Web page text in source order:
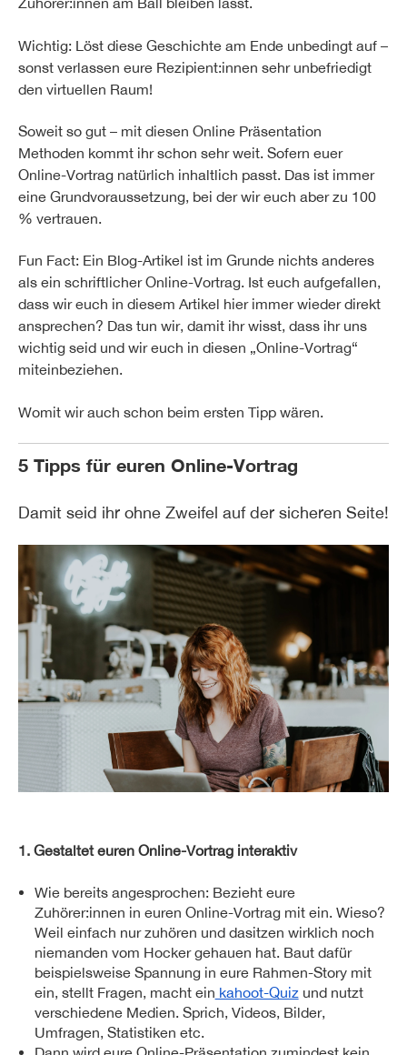
Wichtig: Löst diese Geschichte am Ende unbedingt auf –
sonst verlassen eure Rezipient:innen sehr unbefriedigt
den virtuellen Raum!
Soweit so gut – mit diesen Online Präsentation
Methoden kommt ihr schon sehr weit. Sofern euer
Online-Vortrag natürlich inhaltlich passt. Das ist immer
eine Grundvoraussetzung, bei der wir euch aber zu 100
% vertrauen.
Fun Fact: Ein Blog-Artikel ist im Grunde nichts anderes
als ein schriftlicher Online-Vortrag. Ist euch aufgefallen,
dass wir euch in diesem Artikel hier immer wieder direkt
ansprechen? Das tun wir, damit ihr wisst, dass ihr uns
wichtig seid und wir euch in diesen „Online-Vortrag“
miteinbeziehen.
Womit wir auch schon beim ersten Tipp wären.
5 Tipps für euren Online-Vortrag
Damit seid ihr ohne Zweifel auf der sicheren Seite!
1. Gestaltet euren Online-Vortrag interaktiv
Wie bereits angesprochen: Bezieht eure
Zuhörer:innen in euren Online-Vortrag mit ein. Wieso?
Weil einfach nur zuhören und dasitzen wirklich noch
niemanden vom Hocker gehauen hat. Baut dafür
beispielsweise Spannung in eure Rahmen-Story mit
ein, stellt Fragen, macht ein kahoot-Quizund nutzt
verschiedene Medien. Sprich, Videos, Bilder,
Umfragen, Statistiken etc.